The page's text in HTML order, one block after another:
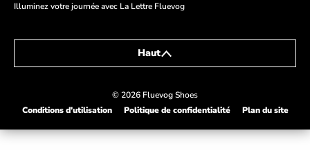
Illuminez votre journée avec La Lettre Fluevog
Haut
© 2026 Fluevog Shoes
Conditions d’utilisation
Politique de confidentialité Plan du site
This link will open in a new tab